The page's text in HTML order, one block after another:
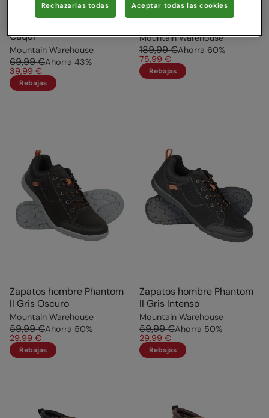
Caqui
Mountain Warehouse
69,99 €Ahorra 43%
39,99 €
Rebajas
Botas Piel Malaku Extreme
Mountain Warehouse
189,99 €Ahorra 60%
75,99 €
Rebajas
Zapatos hombre Phantom
II Gris Oscuro
Mountain Warehouse
59,99 €Ahorra 50%
29,99 €
Rebajas
Zapatos hombre Phantom
II Gris Intenso
Mountain Warehouse
59,99 €Ahorra 50%
29,99 €
Rebajas
Rechazarlas todas Aceptar todas las cookies